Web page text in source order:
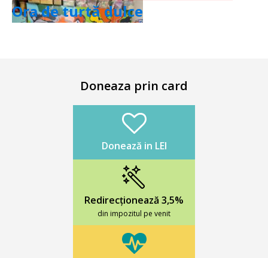
Ora de turtă dulce
Doneaza prin card
Donează in LEI
Redirecționează 3,5%
din impozitul pe venit